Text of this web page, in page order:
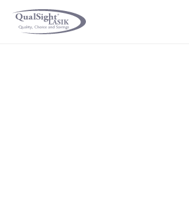
Saltar